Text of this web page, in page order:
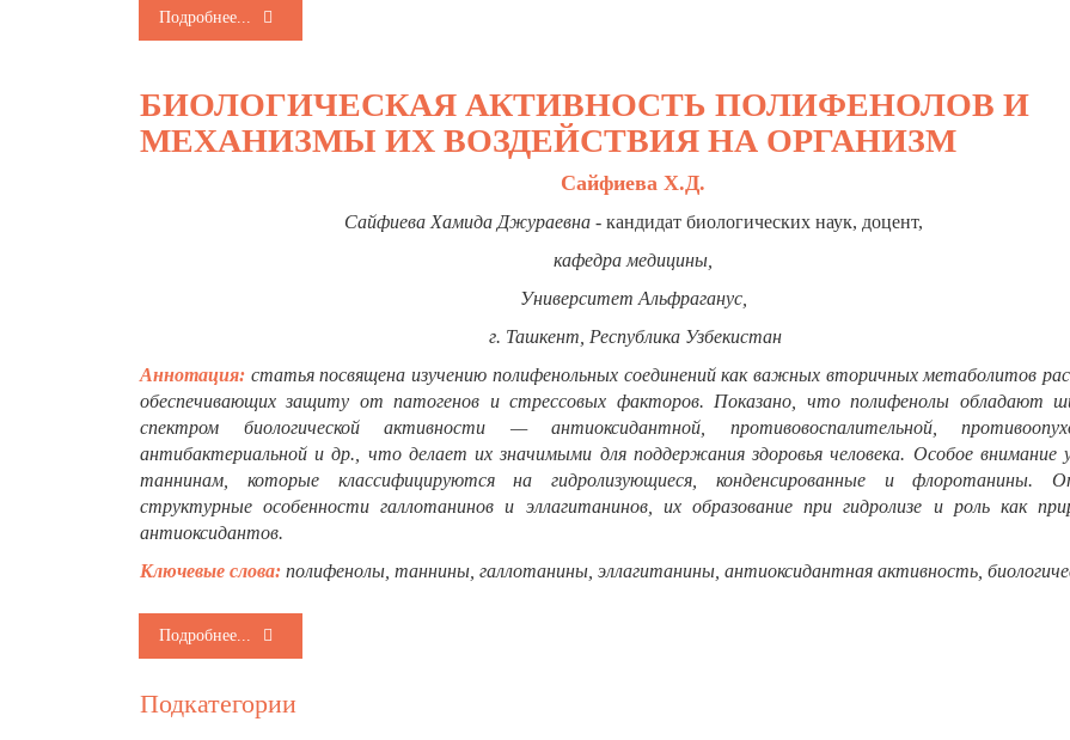
Подробнее...
БИОЛОГИЧЕСКАЯ АКТИВНОСТЬ ПОЛИФЕНОЛОВ И
МЕХАНИЗМЫ ИХ ВОЗДЕЙСТВИЯ НА ОРГАНИЗМ
Сайфиева Х.Д.
Сайфиева Хамида Джураевна -кандидат биологических наук, доцент,
кафедра медицины,
Университет Альфраганус,
г. Taшкент, Республика Узбекистан
Аннотация: статья посвящена изучению полифенольных соединений как важных вторичных метаболитов
обеспечивающих защиту от патогенов и стрессовых факторов. Показано, что полифенолы обладают
спектром биологической активности — антиоксидантной, противовоспалительной,
антибактериальной и др., что делает их значимыми для поддержания здоровья человека. Особое внимание
таннинам, которые классифицируются на гидролизующиеся, конденсированные и флоротанины.
структурные особенности галлотанинов и эллагитанинов, их образование при гидролизе и роль как
антиоксидантов.
Ключевые слова: полифенолы, таннины, галлотанины, эллагитанины, антиоксидантная активность,
Подробнее...
Подкатегории